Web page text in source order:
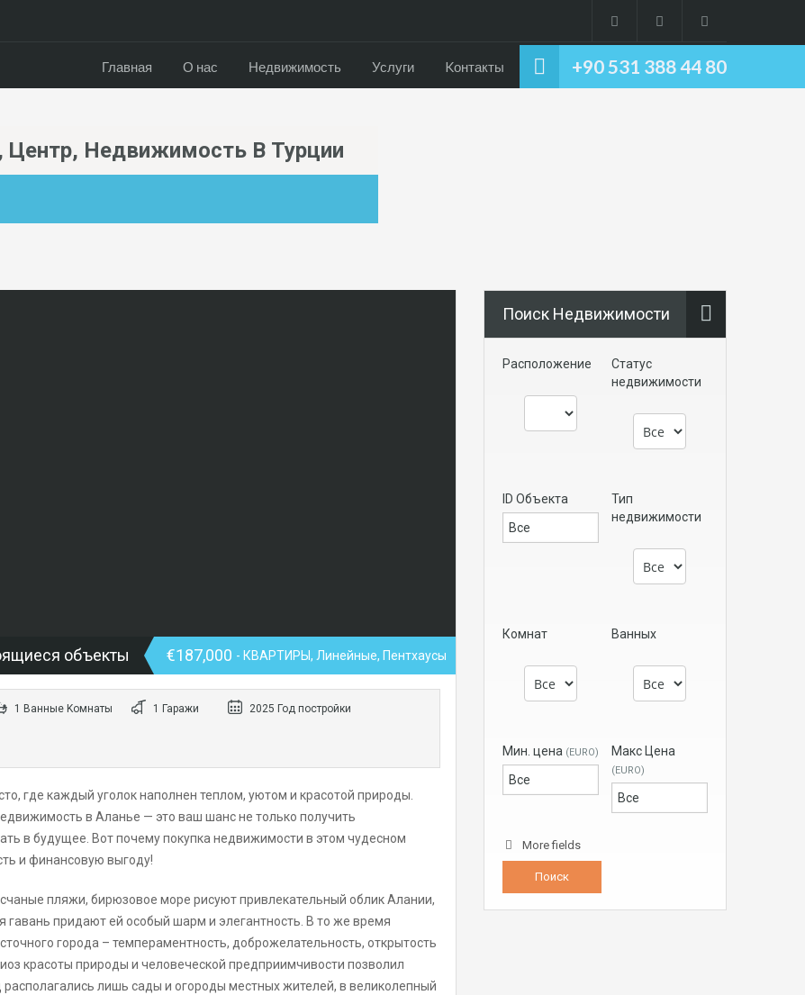
+90 531 388 44 80
Главная О нас Недвижимость Услуги Kонтакты
Центр, Недвижимость В Турции
объекты €187,000 - КВАРТИРЫ, Линейные, Пентхаусы
1 Bанные Kомнаты 1 Гаражи 2025 Год постройки
где каждый уголок наполнен теплом, уютом и красотой природы.
в Аланье — это ваш шанс не только получить
в будущее. Вот почему покупка недвижимости в этом чудесном
и финансовую выгоду!
пляжи, бирюзовое море рисуют привлекательный облик Алании,
гавань придают ей особый шарм и элегантность. В то же время
города – темпераментность, доброжелательность, открытость
красоты природы и человеческой предприимчивости позволил
лишь сады и огороды местных жителей, в великолепный
Поиск Недвижимости
Расположение
Статус
недвижимости
ID Объекта
Тип
недвижимости
Комнат Ванных
Мин. цена (EURO) Макс Цена
(EURO)
More fields